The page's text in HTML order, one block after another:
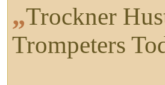
„Trockner
Trompeters